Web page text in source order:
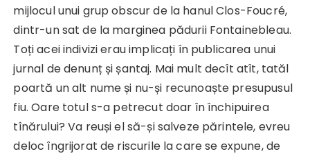
mijlocul unui grup obscur de la hanul Clos-Foucré,
dintr-un sat de la marginea pădurii Fontainebleau.
Toți acei indivizi erau implicați în publicarea unui
jurnal de denunț și șantaj. Mai mult decît atît, tatăl
poartă un alt nume și nu-și recunoaște presupusul
fiu. Oare totul s-a petrecut doar în închipuirea
tînărului? Va reuși el să-și salveze părintele, evreu
deloc îngrijorat de riscurile la care se expune, de